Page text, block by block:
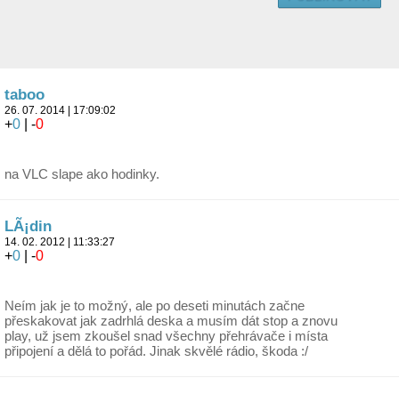
taboo
26. 07. 2014 | 17:09:02
+0 | -0
na VLC slape ako hodinky.
LÃ¡din
14. 02. 2012 | 11:33:27
+0 | -0
Neím jak je to možný, ale po deseti minutách začne
přeskakovat jak zadrhlá deska a musím dát stop a znovu
play, už jsem zkoušel snad všechny přehrávače i místa
připojení a dělá to pořád. Jinak skvělé rádio, škoda :/